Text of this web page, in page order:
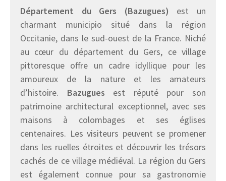
Département du Gers (Bazugues) est un
charmant municipio situé dans la région
Occitanie, dans le sud-ouest de la France. Niché
au cœur du département du Gers, ce village
pittoresque offre un cadre idyllique pour les
amoureux de la nature et les amateurs
d’histoire. Bazugues est réputé pour son
patrimoine architectural exceptionnel, avec ses
maisons à colombages et ses églises
centenaires. Les visiteurs peuvent se promener
dans les ruelles étroites et découvrir les trésors
cachés de ce village médiéval. La région du Gers
est également connue pour sa gastronomie